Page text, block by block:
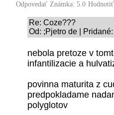
Odpovedať Známka: 5.0
Re: Coze???
Od: ;Pjetro de |
nebola pretoze v
infantilizacie a
povinna maturita z
predpokladame
polyglotov